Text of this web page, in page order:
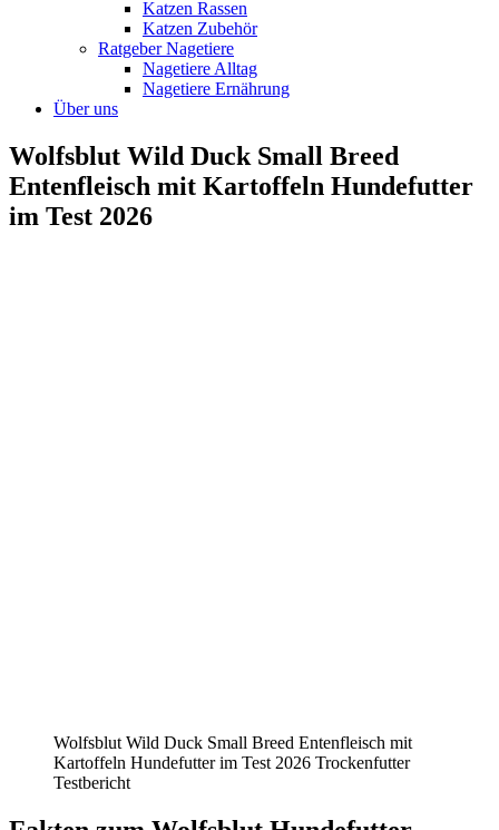
Katzen Rassen
Katzen Zubehör
Ratgeber Nagetiere
Nagetiere Alltag
Nagetiere Ernährung
Über uns
Wolfsblut Wild Duck Small Breed
Entenfleisch mit Kartoffeln Hundefutter
im Test 2026
Wolfsblut Wild Duck Small Breed Entenfleisch mit
Kartoffeln Hundefutter im Test 2026 Trockenfutter
Testbericht